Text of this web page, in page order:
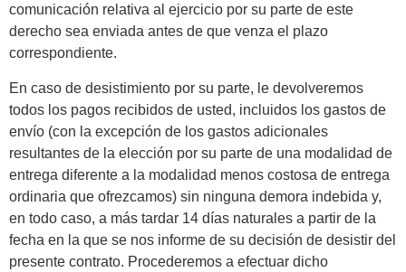
comunicación relativa al ejercicio por su parte de este
derecho sea enviada antes de que venza el plazo
correspondiente.
En caso de desistimiento por su parte, le devolveremos
todos los pagos recibidos de usted, incluidos los gastos de
envío (con la excepción de los gastos adicionales
resultantes de la elección por su parte de una modalidad de
entrega diferente a la modalidad menos costosa de entrega
ordinaria que ofrezcamos) sin ninguna demora indebida y,
en todo caso, a más tardar 14 días naturales a partir de la
fecha en la que se nos informe de su decisión de desistir del
presente contrato. Procederemos a efectuar dicho